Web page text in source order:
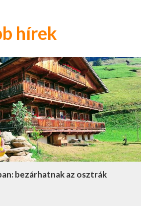
hírek
bezárhatnak az osztrák